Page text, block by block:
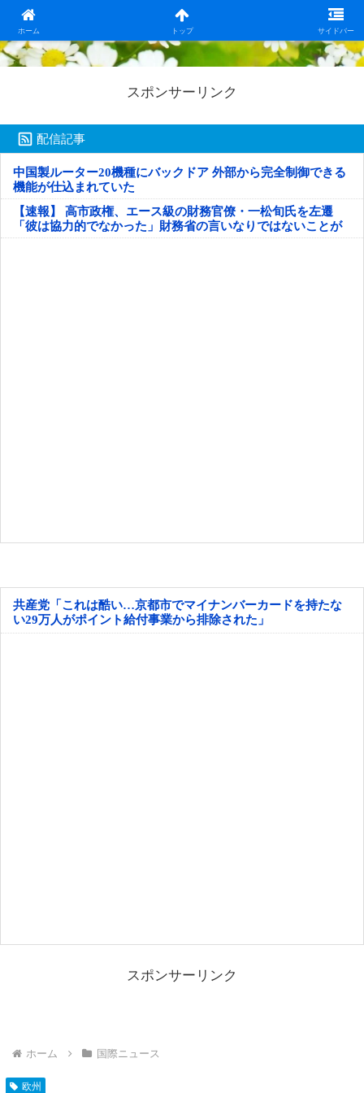
ホーム トップ サイドバー
日本第一！ニュース録
スポンサーリンク
配信記事
中国製ルーター20機種にバックドア 外部から完全制御できる
機能が仕込まれていた
【速報】 高市政権、エース級の財務官僚・一松旬氏を左遷
「彼は協力的でなかった」財務省の言いなりではないことが
判明
共産党「これは酷い…京都市でマイナンバーカードを持たな
い29万人がポイント給付事業から排除された」
スポンサーリンク
ホーム 国際ニュース
欧州